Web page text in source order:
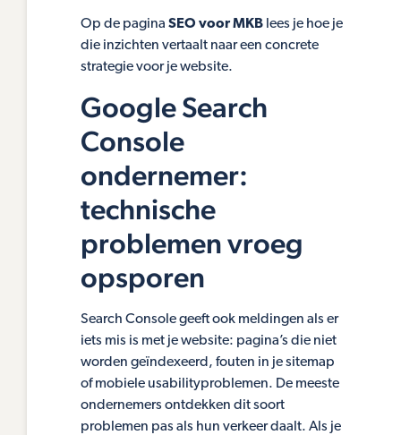
Op de pagina SEO voor MKB lees je hoe je
die inzichten vertaalt naar een concrete
strategie voor je website.
Google Search
Console
ondernemer:
technische
problemen vroeg
opsporen
Search Console geeft ook meldingen als er
iets mis is met je website: pagina’s die niet
worden geïndexeerd, fouten in je sitemap
of mobiele usabilityproblemen. De meeste
ondernemers ontdekken dit soort
problemen pas als hun verkeer daalt. Als je